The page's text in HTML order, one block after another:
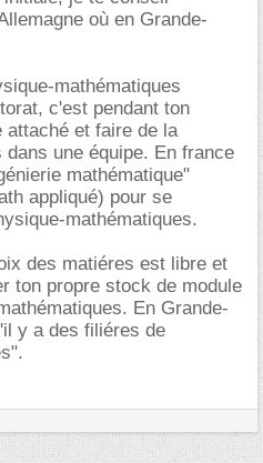
où en Grande-
mathématiques
c'est pendant ton
attaché et faire de la
une équipe. En france
mathématique"
appliqué) pour se
mathématiques.
des matiéres est libre et
ton propre stock de module
En Grande-
y a des filiéres de